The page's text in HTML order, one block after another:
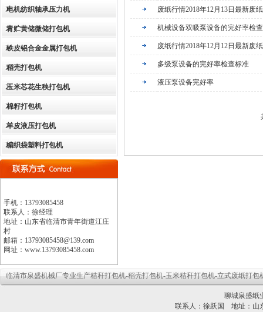
电机纺织轴承压力机
青贮黄储微储打包机
铁皮铝合金金属打包机
稻壳打包机
玉米芯花生秧打包机
棉籽打包机
羊皮液压打包机
编织袋塑料打包机
手机： 13793085458
联系人：徐经理
地址： 山东省临清市青年街道江庄
村
邮箱： 13793085458@139.com
网址：www.13793085458.com
废纸行情2018年12月13日最新废
机械设备双吸泵设备的完好率检
废纸行情2018年12月12日最新废
多级泵设备的完好率检查标准
液压泵设备完好率
临清市泉盛机械厂专业生产秸秆打包机-稻壳打包机-玉米秸秆打包机-立式废纸打包
聊城泉盛纸
联系人：徐跃国 地址：山